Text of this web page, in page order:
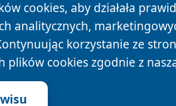
cookies, aby działała
analitycznych,
korzystanie ze
plików cookies zgodnie z
News Autorzy